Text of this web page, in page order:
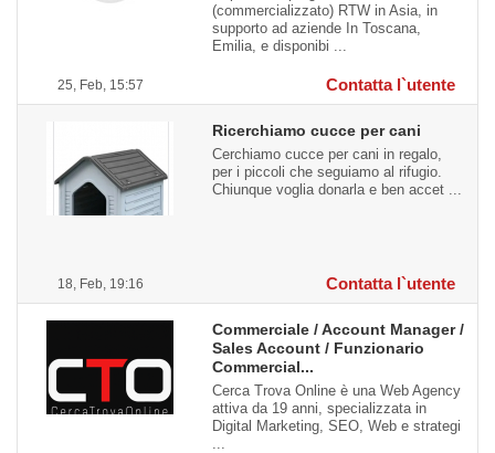
25, Feb, 15:57
(commercializzato) RTW in Asia, in
supporto ad aziende In Toscana,
Emilia, e disponibi ...
Contatta l`utente
18, Feb, 19:16
Ricerchiamo cucce per cani
Cerchiamo cucce per cani in regalo,
per i piccoli che seguiamo al rifugio.
Chiunque voglia donarla e ben accet ...
Contatta l`utente
Commerciale / Account Manager /
Sales Account / Funzionario
Commercial...
Cerca Trova Online è una Web Agency
attiva da 19 anni, specializzata in
Digital Marketing, SEO, Web e strategi
...
Chiudi la finestra e continua a navigare